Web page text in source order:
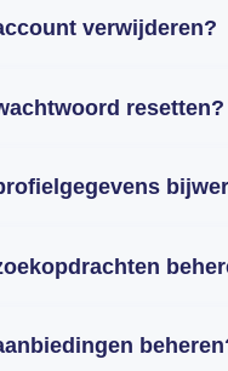
verwijderen?
resetten?